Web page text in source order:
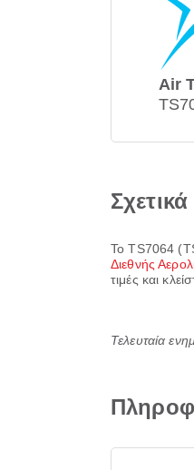
Air
ΤοTS7064 (
Διεθνής
τιμές και
Τελευταία